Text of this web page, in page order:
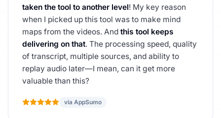
taken the tool to another level! My key reason
when I picked up this tool was to make mind
maps from the videos. And this tool keeps
delivering on that. The processing speed, quality
of transcript, multiple sources, and ability to
replay audio later—I mean, can it get more
valuable than this?
via AppSumo